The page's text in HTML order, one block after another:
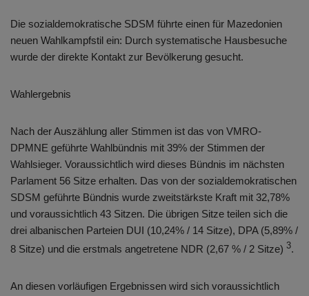
Die sozialdemokratische SDSM führte einen für Mazedonien
neuen Wahlkampfstil ein: Durch systematische Hausbesuche
wurde der direkte Kontakt zur Bevölkerung gesucht.
Wahlergebnis
Nach der Auszählung aller Stimmen ist das von VMRO-
DPMNE geführte Wahlbündnis mit 39% der Stimmen der
Wahlsieger. Voraussichtlich wird dieses Bündnis im nächsten
Parlament 56 Sitze erhalten. Das von der sozialdemokratischen
SDSM geführte Bündnis wurde zweitstärkste Kraft mit 32,78%
und voraussichtlich 43 Sitzen. Die übrigen Sitze teilen sich die
drei albanischen Parteien DUI (10,24% / 14 Sitze), DPA (5,89% /
8 Sitze) und die erstmals angetretene NDR (2,67 % / 2 Sitze) 3.
An diesen vorläufigen Ergebnissen wird sich voraussichtlich